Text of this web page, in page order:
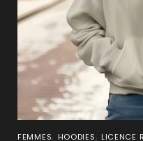
FEMMES, HOODIES, LICENCE